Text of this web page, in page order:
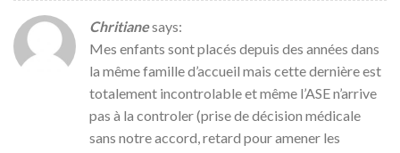
Chritianesays:
Mes enfants sont placés depuis des années dans
la même famille d’accueil mais cette dernière est
totalement incontrolable et même l’ASE n’arrive
pas à la controler (prise de décision médicale
sans notre accord, retard pour amener les